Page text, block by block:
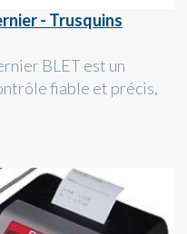
- Trusquins
BLET est un
fiable et précis,